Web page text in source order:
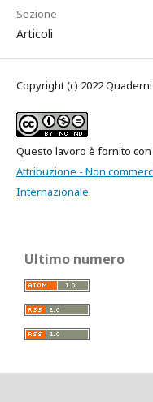
Sezione
Articoli
Copyright (c) 2022 Quaderni
Questo lavoro è fornito con
Attribuzione - Non
Internazionale.
Ultimo numero